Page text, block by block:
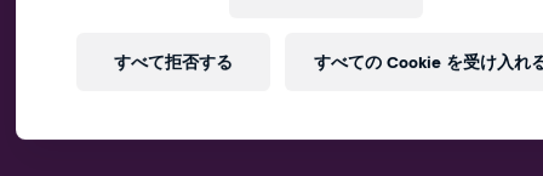
すべて拒否する すべての Cookie を受け入れ